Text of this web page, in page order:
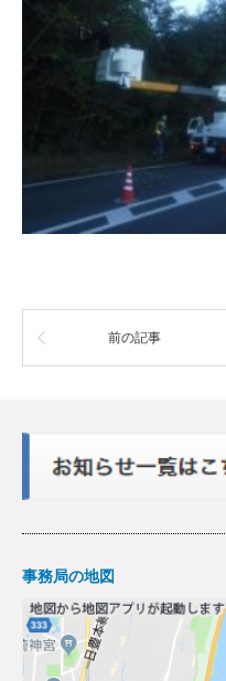
前の記事
事務局の地図